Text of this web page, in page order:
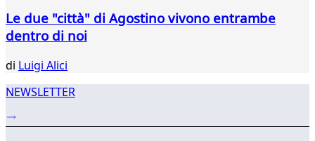
Le due "città" di Agostino vivono entrambe
dentro di noi
di Luigi Alici
NEWSLETTER